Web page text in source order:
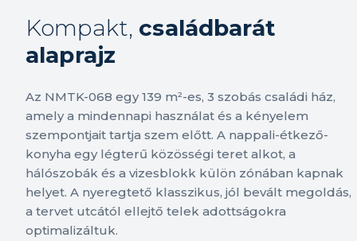
Kompakt, családbarát
alaprajz
Az NMTK-068 egy 139 m²-es, 3 szobás családi ház,
amely a mindennapi használat és a kényelem
szempontjait tartja szem előtt. A nappali-étkező-
konyha egy légterű közösségi teret alkot, a
hálószobák és a vizesblokk külön zónában kapnak
helyet. A nyeregtető klasszikus, jól bevált megoldás,
a tervet utcától ellejtő telek adottságokra
optimalizáltuk.